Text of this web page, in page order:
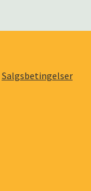
Salgsbetingelser